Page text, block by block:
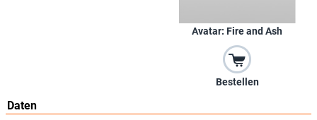
Avatar: Fire and Ash
Bestellen
Daten